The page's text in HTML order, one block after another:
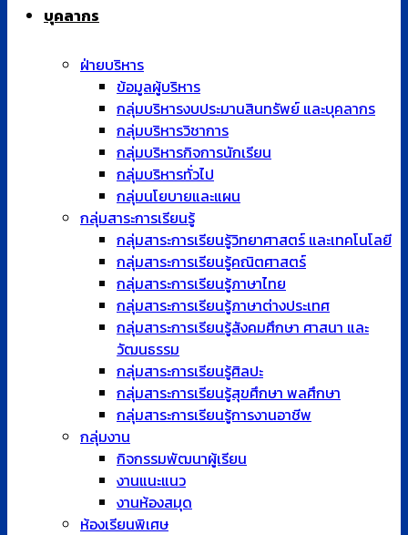
บุคลากร
ฝ่ายบริหาร
ข้อมูลผู้บริหาร
กลุ่มบริหารงบประมานสินทรัพย์ และบุคลากร
กลุ่มบริหารวิชาการ
กลุ่มบริหารกิจการนักเรียน
กลุ่มบริหารทั่วไป
กลุ่มนโยบายและแผน
กลุ่มสาระการเรียนรู้
กลุ่มสาระการเรียนรู้วิทยาศาสตร์ และเทคโนโลยี
กลุ่มสาระการเรียนรู้คณิตศาสตร์
กลุ่มสาระการเรียนรู้ภาษาไทย
กลุ่มสาระการเรียนรู้ภาษาต่างประเทศ
กลุ่มสาระการเรียนรู้สังคมศึกษา ศาสนา และ
วัฒนธรรม
กลุ่มสาระการเรียนรู้ศิลปะ
กลุ่มสาระการเรียนรู้สุขศึกษา พลศึกษา
กลุ่มสาระการเรียนรู้การงานอาชีพ
กลุ่มงาน
กิจกรรมพัฒนาผู้เรียน
งานแนะแนว
งานห้องสมุด
ห้องเรียนพิเศษ